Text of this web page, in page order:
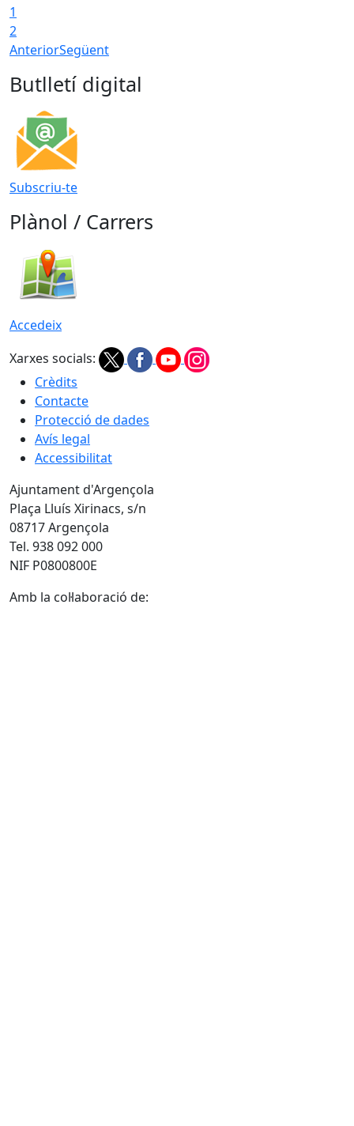
1
2
AnteriorSegüent
Butlletí digital
Subscriu-te
Plànol / Carrers
Accedeix
Xarxes socials:
Crèdits
Contacte
Protecció de dades
Avís legal
Accessibilitat
Ajuntament d'Argençola
Plaça Lluís Xirinacs, s/n
08717 Argençola
Tel. 938 092 000
NIF P0800800E
Amb la col·laboració de: